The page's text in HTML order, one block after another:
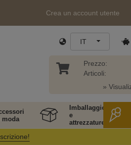
Crea un account utente
IT
Prezzo:
Articoli:
»
moda
Imballaggio
e
attrezzature